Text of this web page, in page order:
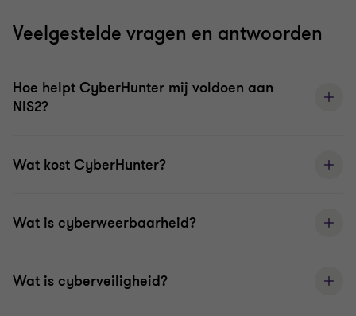
Veelgestelde vragen en antwoorden
Hoe helpt CyberHunter mij voldoen aan
NIS2?
Wat kost CyberHunter?
Wat is cyberweerbaarheid?
Wat is cyberveiligheid?